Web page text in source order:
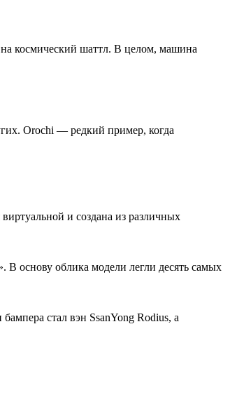
космический шаттл. В целом, машина
Orochi — редкий пример, когда
и создана из различных
В основу облика модели легли десять самых
стал вэн SsanYong Rodius, а